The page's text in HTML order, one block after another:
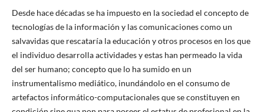
Desde hace décadas se ha impuesto en la sociedad el concepto de
tecnologías de la información y las comunicaciones como un
salvavidas que rescataría la educación y otros procesos en los que
el individuo desarrolla actividades y estas han permeado la vida
del ser humano; concepto que lo ha sumido en un
instrumentalismo mediático, inundándolo en el consumo de
artefactos informático-computacionales que se constituyen en